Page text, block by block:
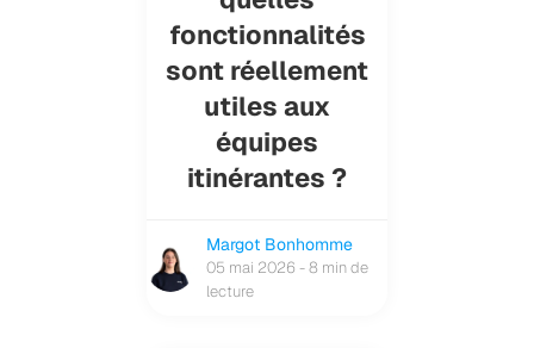
fonctionnalités
sont réellement
utiles aux
équipes
itinérantes ?
Margot Bonhomme
05 mai 2026 - 8 min de
lecture